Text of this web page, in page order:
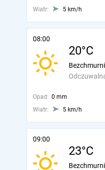
Wiatr: 5 km/h
08:00
20°C
Opad: 0 mm
Wiatr:
5 km/h
09:00
23°C